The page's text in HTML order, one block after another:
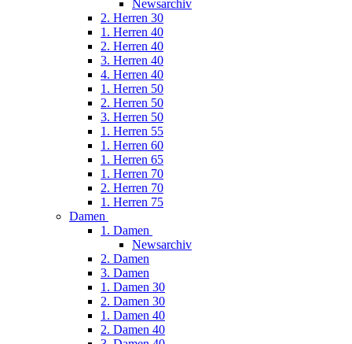
Newsarchiv
2. Herren 30
1. Herren 40
2. Herren 40
3. Herren 40
4. Herren 40
1. Herren 50
2. Herren 50
3. Herren 50
1. Herren 55
1. Herren 60
1. Herren 65
1. Herren 70
2. Herren 70
1. Herren 75
Damen
1. Damen
Newsarchiv
2. Damen
3. Damen
1. Damen 30
2. Damen 30
1. Damen 40
2. Damen 40